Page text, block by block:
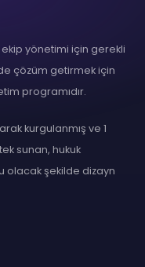
ekip yönetimi için gerekli
çözüm getirmek için
programıdır.
kurgulanmış ve 1
sunan, hukuk
olacak şekilde dizayn